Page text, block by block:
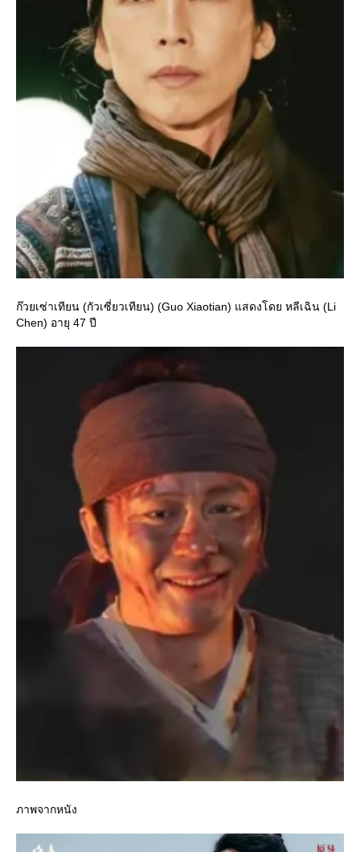
ก๊วยเซ่าเทียน (กัวเซี่ยวเทียน) (Guo Xiaotian) แสดงโดย หลีเฉิน (Li
Chen) อายุ 47 ปี
ภาพจากหนัง